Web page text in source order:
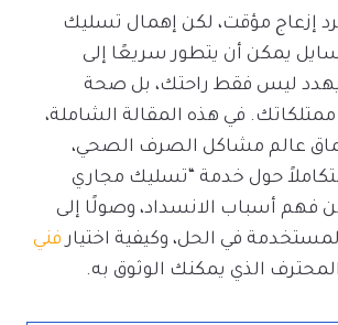
إزعاج مؤقت، لكن إهمال تسليك
يمكن أن يتطور سريعًا إلى
ليس فقط راحتك، بل صحة
في هذه المقالة الشاملة،
عالم مشاكل الصرف الصحي،
حول خدمة “تسليك مجاري
فهم أسباب الانسداد، وصولًا إلى
في الحل، وكيفية اختيارفني
المحترف الذي يمكنك الوثوق به.